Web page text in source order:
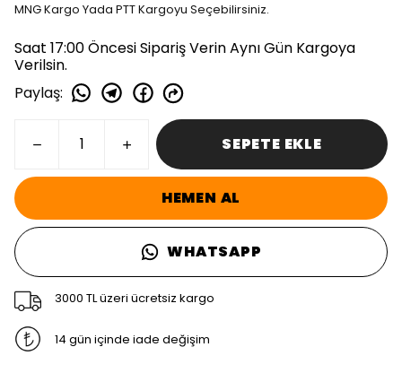
MNG Kargo Yada PTT Kargoyu Seçebilirsiniz.
Saat 17:00 Öncesi Sipariş Verin Aynı Gün Kargoya
Verilsin.
Paylaş:
SEPETE EKLE
HEMEN AL
WHATSAPP
3000 TL üzeri ücretsiz kargo
14 gün içinde iade değişim